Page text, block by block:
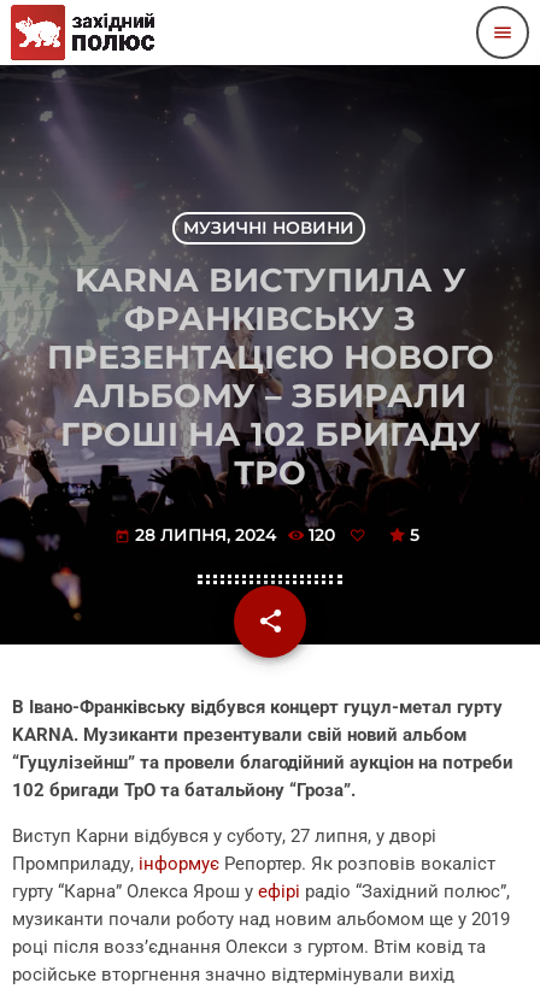
menu
МУЗИЧНІ НОВИНИ
KARNA ВИСТУПИЛА У
ФРАНКІВСЬКУ З
ПРЕЗЕНТАЦІЄЮ НОВОГО
АЛЬБОМУ – ЗБИРАЛИ
ГРОШІ НА 102 БРИГАДУ
ТРО
today 28 ЛИПНЯ, 2024 120 5
share
email
В Івано-Франківську відбувся концерт гуцул-метал гурту
KARNA. Музиканти презентували свій новий альбом
“Гуцулізейнш” та провели благодійний аукціон на потреби
102 бригади ТрО та батальйону “Гроза”.
Виступ Карни відбувся у суботу, 27 липня, у дворі
Промприладу, інформує Репортер. Як розповів вокаліст
гурту “Карна” Олекса Ярош у ефірі радіо “Західний полюс”,
музиканти почали роботу над новим альбомом ще у 2019
році після возз’єднання Олекси з гуртом. Втім ковід та
російське вторгнення значно відтермінували вихід